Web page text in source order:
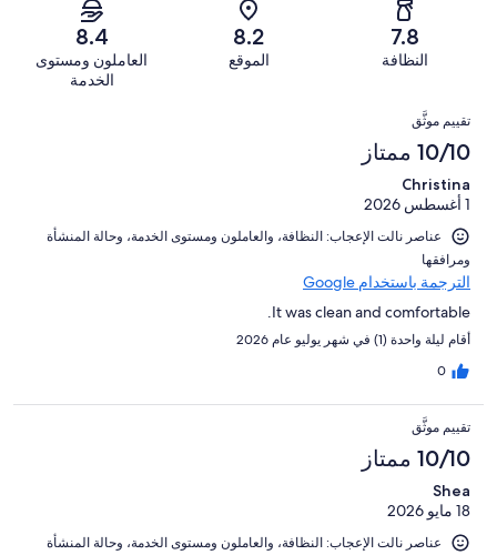
تقييمات
النزلاء
من
تقييمات
النزلاء
من
أصل
865
من
تقييمات
النزلاء
7.8
النظافة
8.2
الموقع
8.4
العاملون ومستوى
الخدمة
التقييمات
تقييم موثَّق
10/10 ممتاز
Christina
1 أغسطس 2026
عناصر نالت الإعجاب: ⁦النظافة⁩، و⁦العاملون ومستوى الخدمة⁩، و⁦حالة المنشأة
ومرافقها⁩
الترجمة باستخدام Google
It was clean and comfortable.
أقام ليلة واحدة (1) في شهر يوليو عام 2026
0
تقييم موثَّق
10/10 ممتاز
Shea
18 مايو 2026
عناصر نالت الإعجاب: ⁦النظافة⁩، و⁦العاملون ومستوى الخدمة⁩، و⁦حالة المنشأة